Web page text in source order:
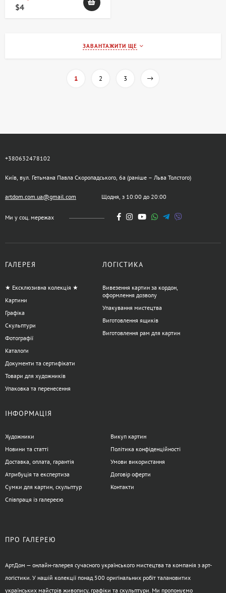
$4
ЗАВАНТАЖИТИ ЩЕ
1 2 3
+380632478102
Київ, вул. Гетьмана Павла Скоропадського, 6а (раніше – Льва Толстого)
artdom.com.ua@gmail.com Щодня, з 10:00 до 20:00
Ми у соц. мережах
ГАЛЕРЕЯ
★ Ексклюзивна колекція ★
Картини
Графіка
Скульптури
Фотографії
Каталоги
Документи та сертифікати
Товари для художників
Упаковка та перенесення
ЛОГІСТИКА
Вивезення картин за кордон,
оформлення дозволу
Упакування мистецтва
Виготовлення ящиків
Виготовлення рам для картин
ІНФОРМАЦІЯ
Художники
Новини та статті
Доставка, оплата, гарантія
Атрибуція та експертиза
Сумки для картин, скульптур
Співпраця із галереєю
Викуп картин
Політика конфіденційності
Умови використання
Договір оферти
Контакти
ПРО ГАЛЕРЕЮ
АртДом — онлайн-галерея сучасного українського мистецтва та компанія з арт-
логістики. У нашій колекції понад 500 оригінальних робіт талановитих
українських майстрів живопису, графіки та скульптури. Ми пропонуємо